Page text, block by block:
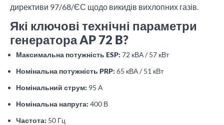
директиви 97/68/ЄС щодо викидів вихлопних газів.
Які ключові технічні параметри
генератора AP 72 B?
Максимальна потужність ESP: 72 кВА / 57 кВт
Номінальна потужність PRP: 65 кВА / 51 кВт
Номінальний струм: 95 А
Номінальна напруга: 400 В
Частота: 50 Гц